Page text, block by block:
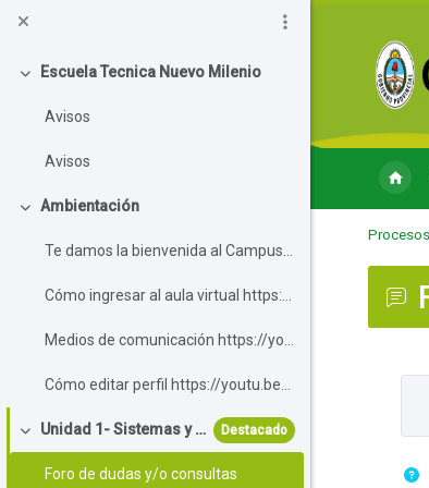
Escuela Tecnica Nuevo Milenio
Avisos
Avisos
Ambientación
Unidad 1- Sistemas y procesos Destacado
Foro de dudas y/o consultas